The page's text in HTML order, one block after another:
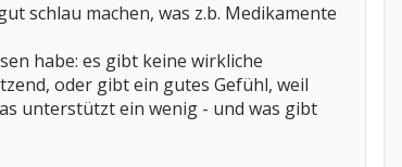
schlau machen, was z.b. Medikamente
habe: es gibt keine wirkliche
oder gibt ein gutes Gefühl, weil
unterstützt ein wenig - und was gibt